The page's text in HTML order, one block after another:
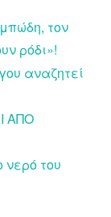
τον
ρόδι»!
αναζητεί
ΑΠΟ
του